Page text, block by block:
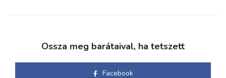
Ossza meg barátaival, ha tetszett
Facebook